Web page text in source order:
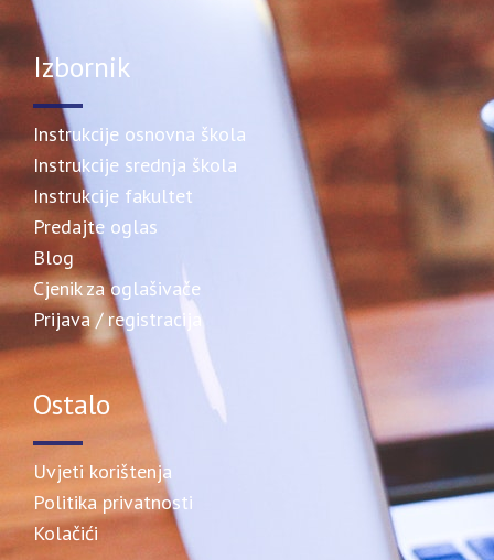
Izbornik
Instrukcije osnovna škola
Instrukcije srednja škola
Instrukcije fakultet
Predajte oglas
Blog
Cjenik za oglašivače
Prijava / registracija
Ostalo
Uvjeti korištenja
Politika privatnosti
Kolačići